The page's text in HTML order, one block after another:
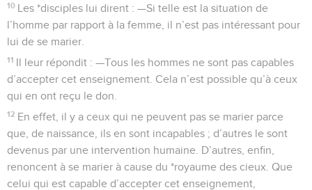
10 Les *disciples lui dirent : —Si telle est la situation de
l’homme par rapport à la femme, il n’est pas intéressant pour
lui de se marier.
11 Il leur répondit : —Tous les hommes ne sont pas capables
d’accepter cet enseignement. Cela n’est possible qu’à ceux
qui en ont reçu le don.
12 En effet, il y a ceux qui ne peuvent pas se marier parce
que, de naissance, ils en sont incapables ; d’autres le sont
devenus par une intervention humaine. D’autres, enfin,
renoncent à se marier à cause du *royaume des cieux. Que
celui qui est capable d’accepter cet enseignement,